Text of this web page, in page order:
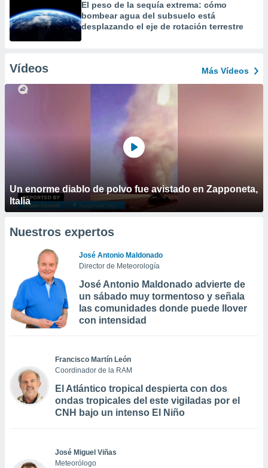
El peso de la sequía extrema: cómo
bombear agua del subsuelo está
desplazando el eje de rotación terrestre
Vídeos Más Vídeos
Un enorme diablo de polvo fue avistado en Zapponeta,
Italia
Nuestros expertos
José Antonio Maldonado
Director de Meteorología
José Antonio Maldonado advierte de
un sábado muy tormentoso y señala
las comunidades donde puede llover
con intensidad
Francisco Martín León
Coordinador de la RAM
El Atlántico tropical despierta con dos
ondas tropicales del este vigiladas por el
CNH bajo un intenso El Niño
José Miguel Viñas
Meteorólogo